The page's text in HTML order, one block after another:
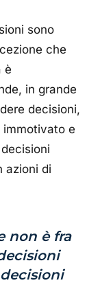
sono
che
è
in grande
decisioni,
immotivato e
azioni di
non è fra